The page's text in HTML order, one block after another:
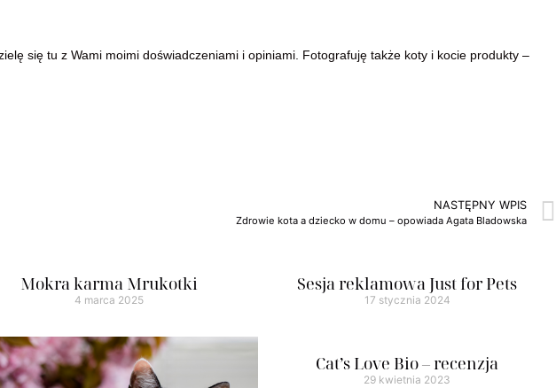
się tu z Wami moimi doświadczeniami i opiniami. Fotografuję także koty i kocie produkty –
NASTĘPNY WPIS
Zdrowie kota a dziecko w domu – opowiada Agata Bladowska
Mokra karma Mrukotki
4 marca 2025
Sesja reklamowa Just for Pets
17 stycznia 2024
Cat’s Love Bio – recenzja
29 kwietnia 2023